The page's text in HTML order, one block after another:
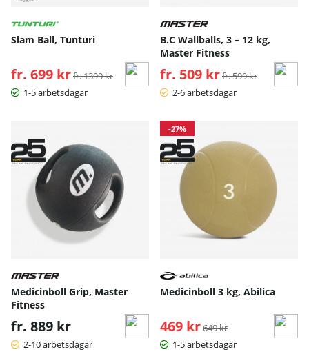
Slam Ball, Tunturi
fr. 699 kr Ordinarie pris:
fr. 1399 kr
1-5 arbetsdagar
B.C Wallballs, 3 – 12 kg,
Master Fitness
fr. 509 kr Ordinarie pris:
fr. 599 kr
2-6 arbetsdagar
Medicinboll Grip, Master
Fitness
fr. 889 kr
2-10 arbetsdagar
-27%
Medicinboll 3 kg, Abilica
469 kr Ordinarie pris:
649 kr
1-5 arbetsdagar